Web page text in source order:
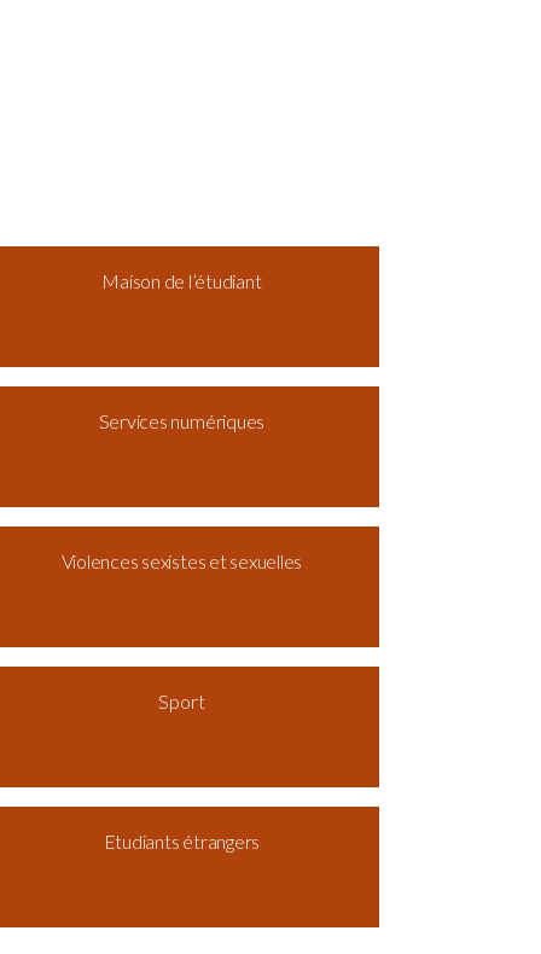
Maison de l’étudiant
Services numériques
Violences sexistes et sexuelles
Sport
Etudiants étrangers